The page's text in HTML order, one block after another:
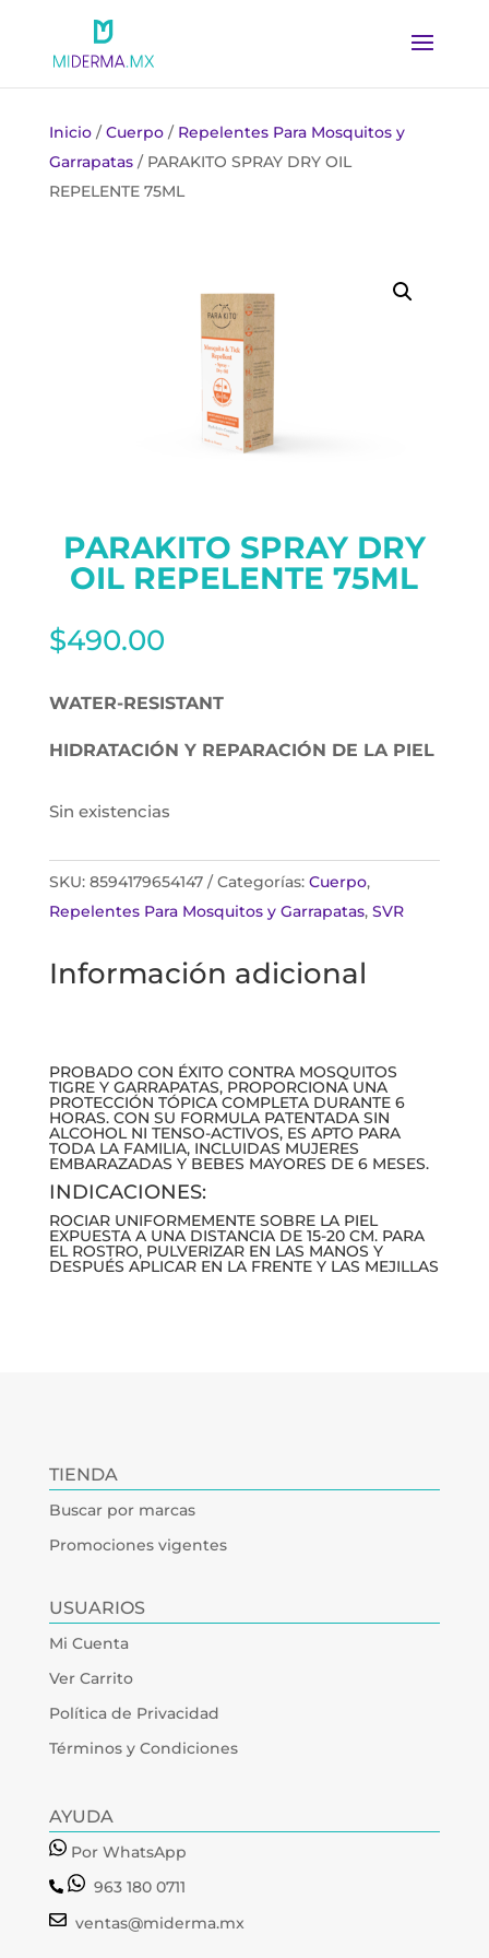
Inicio/Cuerpo/ Repelentes Para Mosquitos y
Garrapatas/ PARAKITO SPRAY DRY OIL
REPELENTE 75ML
PARAKITO SPRAY DRY
OIL REPELENTE 75ML
$490.00
WATER-RESISTANT
HIDRATACIÓN Y REPARACIÓN DE LA PIEL
Sin existencias
SKU: 8594179654147 Categorías: Cuerpo,
Repelentes Para Mosquitos y Garrapatas, SVR
Información adicional
PROBADO CON ÉXITO CONTRA MOSQUITOS
TIGRE Y GARRAPATAS, PROPORCIONA UNA
PROTECCIÓN TÓPICA COMPLETA DURANTE 6
HORAS. CON SU FORMULA PATENTADA SIN
ALCOHOL NI TENSO-ACTIVOS, ES APTO PARA
TODA LA FAMILIA, INCLUIDAS MUJERES
EMBARAZADAS Y BEBES MAYORES DE 6 MESES.
INDICACIONES:
ROCIAR UNIFORMEMENTE SOBRE LA PIEL
EXPUESTA A UNA DISTANCIA DE 15-20 CM. PARA
EL ROSTRO, PULVERIZAR EN LAS MANOS Y
DESPUÉS APLICAR EN LA FRENTE Y LAS MEJILLAS
TIENDA
Buscar por marcas
Promociones vigentes
USUARIOS
Mi Cuenta
Ver Carrito
Política de Privacidad
Términos y Condiciones
AYUDA
Por WhatsApp
963 180 0711
ventas@miderma.mx